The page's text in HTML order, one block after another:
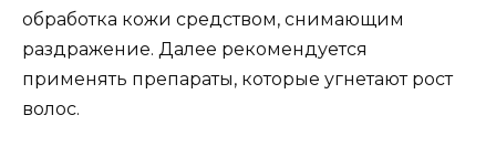
обработка кожи средством, снимающим
раздражение. Далее рекомендуется
применять препараты, которые угнетают рост
волос.